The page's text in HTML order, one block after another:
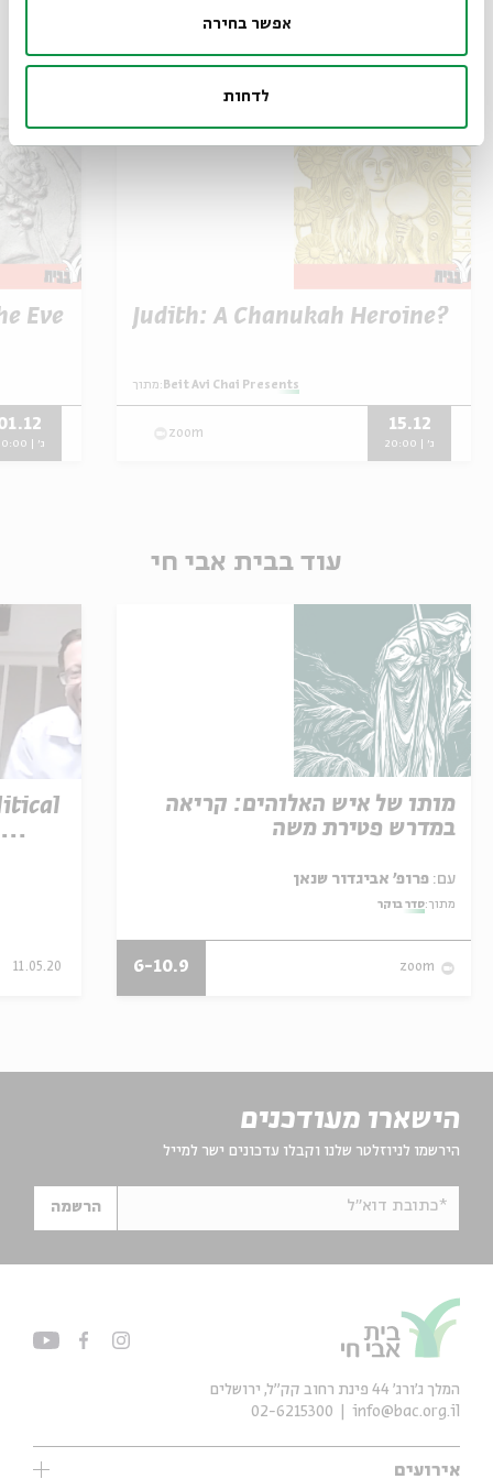
אפשר בחירה
לדחות
אירועים נוספים בסדרה
Judith: A Chanukah Heroine?
מתוך: Beit Avi Chai Presents
zoom 15.12
ג' | 20:00
Eve
ג' | 20:00
עוד בבית אבי חי
מותו של איש האלוהים: קריאה
במדרש פטירת משה
עם:
מתוך:סדר בוקר
zoom
6-10.9
11.05.20
הישארו מעודכנים
הירשמו לניוזלטר שלנו וקבלו עדכונים ישר למייל
*כתובת דוא"ל הרשמה
אירועים
המלך ג'ורג' 44 פינת רחוב קק״ל, ירושלים
info@bac.org.il
02-6215300